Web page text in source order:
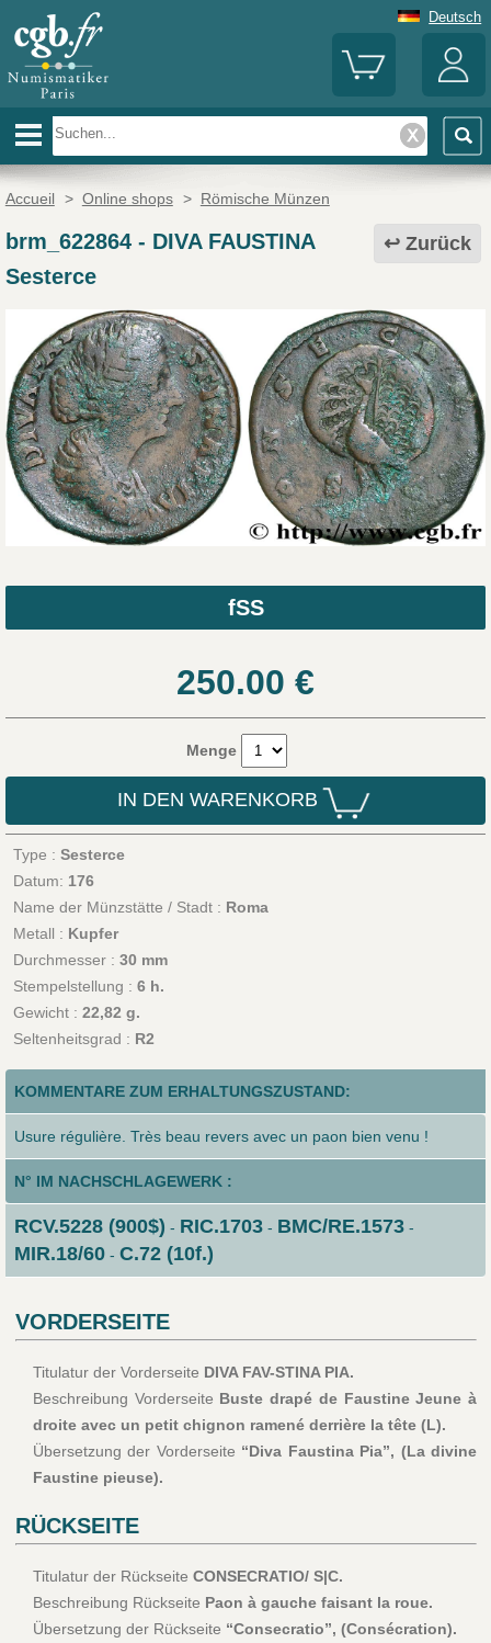
Deutsch
Accueil > Online shops > Römische Münzen
Zurück
brm_622864- DIVA FAUSTINA
Sesterce
fSS
250.00 €
Menge
IN DEN WARENKORB
Type : Sesterce
Datum: 176
Name der Münzstätte / Stadt : Roma
Metall : Kupfer
Durchmesser : 30 mm
Stempelstellung : 6 h.
Gewicht : 22,82 g.
Seltenheitsgrad : R2
KOMMENTARE ZUM ERHALTUNGSZUSTAND:
Usure régulière. Très beau revers avec un paon bien venu !
N° IM NACHSCHLAGEWERK :
RCV.5228 (900$) - RIC.1703- BMC/RE.1573-
MIR.18/60- C.72 (10f.)
VORDERSEITE
Titulatur der Vorderseite DIVA FAV-STINA PIA.
Beschreibung Vorderseite Buste drapé de Faustine Jeune à
droite avec un petit chignon ramené derrière la tête (L).
Übersetzung der Vorderseite “Diva Faustina Pia”, (La divine
Faustine pieuse).
RÜCKSEITE
Titulatur der Rückseite CONSECRATIO/ S|C.
Beschreibung Rückseite Paon à gauche faisant la roue.
Übersetzung der Rückseite “Consecratio”, (Consécration).